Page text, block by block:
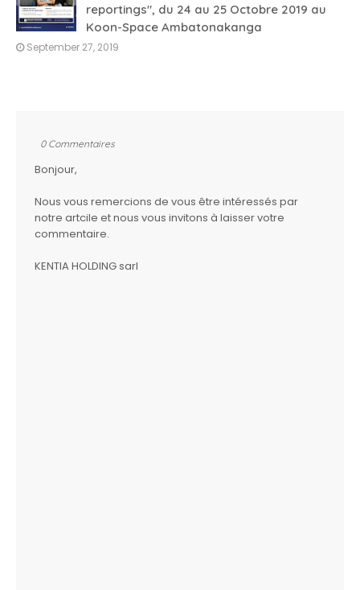
reportings", du 24 au 25 Octobre 2019 au
Koon-Space Ambatonakanga
September 27, 2019
0 Commentaires
Bonjour,
Nous vous remercions de vous être intéressés par
notre artcile et nous vous invitons à laisser votre
commentaire.
KENTIA HOLDING sarl